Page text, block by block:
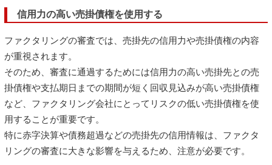
信用力の高い売掛債権を使用する
ファクタリングの審査では、売掛先の信用力や売掛債権の内容
が重視されます。
そのため、審査に通過するためには信用力の高い売掛先との売
掛債権や支払期日までの期間が短く回収見込みが高い売掛債権
など、ファクタリング会社にとってリスクの低い売掛債権を使
用することが重要です。
特に赤字決算や債務超過などの売掛先の信用情報は、ファクタ
リングの審査に大きな影響を与えるため、注意が必要です。